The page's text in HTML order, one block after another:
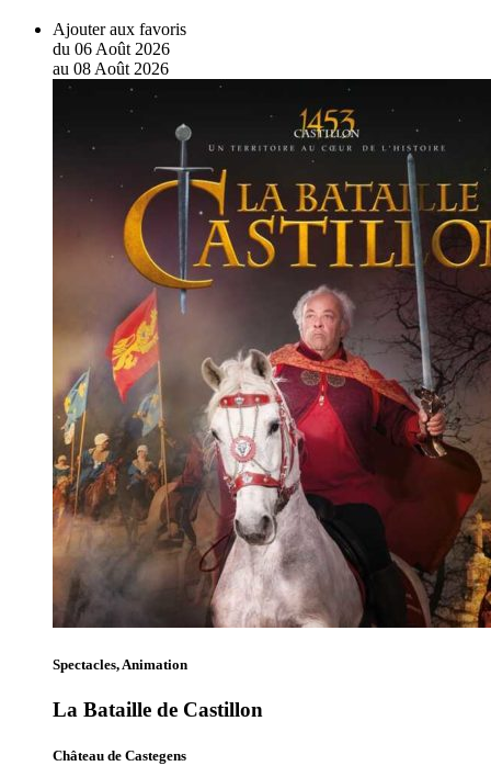
Ajouter aux favoris
du 06 Août 2026
au 08 Août 2026
Spectacles, Animation
La Bataille de Castillon
Château de Castegens